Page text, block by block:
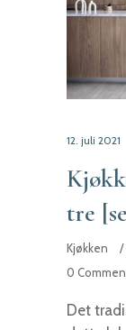
12. juli 2021
tre
Kjøkken
0
Det